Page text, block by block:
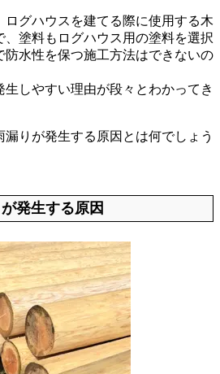
ログハウスを建てる際に使用する木
塗料もログハウス用の塗料を選択
防水性を保つ施工方法はできないの
生しやすい理由が段々とわかってき
りが発生する原因とは何でしょう
発生する原因